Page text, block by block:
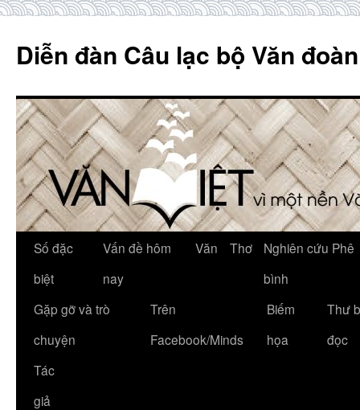
content
Diễn đàn Câu lạc bộ Văn
Số đặc
biệt
Vấn đề hôm
nay
Văn Thơ
Nghiên cứu Phê
bình
Gặp gỡ và trò
chuyện
Trên
Facebook/Minds
Biếm
họa
Thư
đọc
Tác
giả